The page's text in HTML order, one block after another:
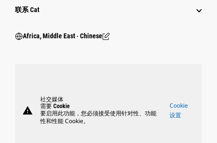
行业
联系 Cat
Africa, Middle East ‧ Chinese
warning
社交媒体
需要 Cookie
要启用此功能，您必须接受使用针对性、功能
性和性能 Cookie。
Cookie
设置